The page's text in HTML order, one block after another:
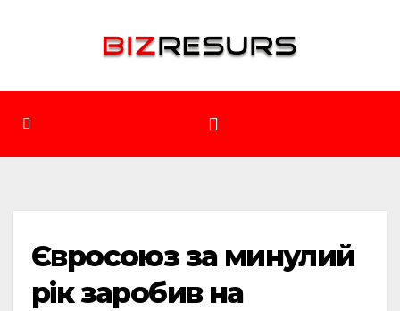
Євросоюз за минулий
рік заробив на